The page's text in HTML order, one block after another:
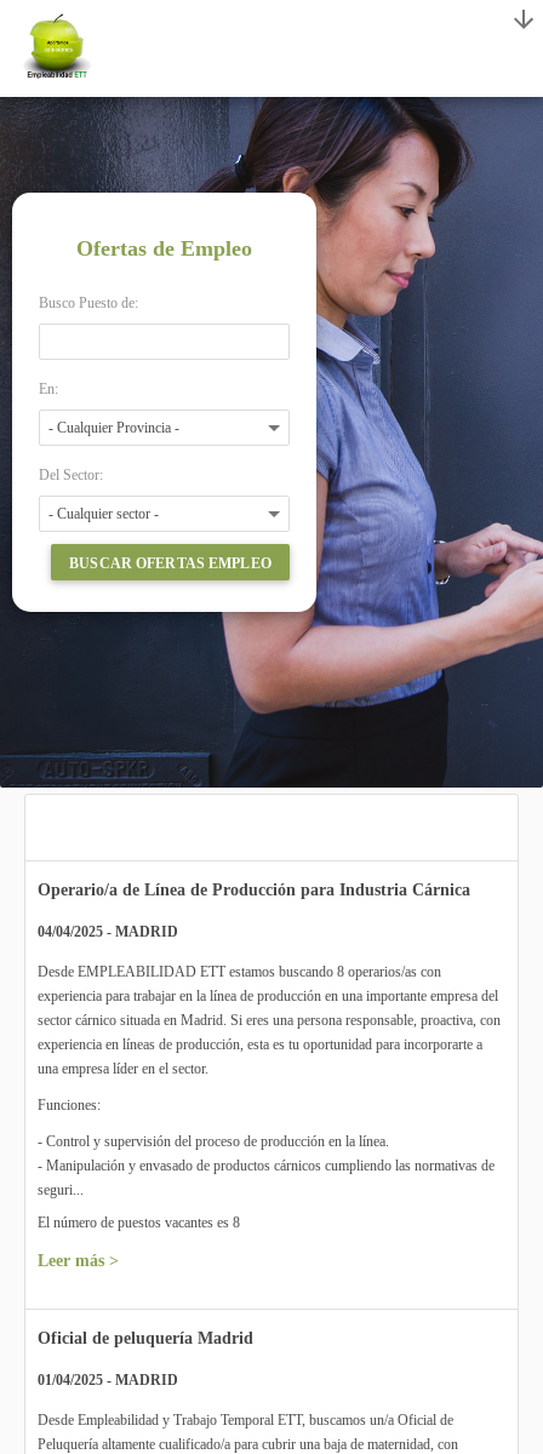
Ofertas de Empleo
Busco Puesto de:
En:
Del Sector:
BUSCAR OFERTAS EMPLEO
Operario/a de Línea de Producción para Industria Cárnica
04/04/2025 - MADRID
Desde EMPLEABILIDAD ETT estamos buscando 8 operarios/as con
experiencia para trabajar en la línea de producción en una importante empresa del
sector cárnico situada en Madrid. Si eres una persona responsable, proactiva, con
experiencia en líneas de producción, esta es tu oportunidad para incorporarte a
una empresa líder en el sector.
Funciones:
- Control y supervisión del proceso de producción en la línea.
- Manipulación y envasado de productos cárnicos cumpliendo las normativas de
seguri...
El número de puestos vacantes es 8
Leer más >
Oficial de peluquería Madrid
01/04/2025 - MADRID
Desde Empleabilidad y Trabajo Temporal ETT, buscamos un/a Oficial de
Peluquería altamente cualificado/a para cubrir una baja de maternidad, con